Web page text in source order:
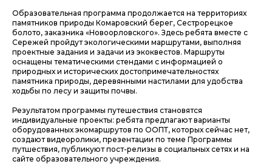
Образовательная программа продолжается на территориях
памятников природы Комаровский берег, Сестрорецкое
болото, заказника «Новоорловского». Здесь ребята вместе с
Сережей пройдут экологическими маршрутами, выполняя
проектные задания и задачи из экоквестов. Маршруты
оснащены тематическими стендами с информацией о
природных и исторических достопримечательностях
памятника природы, деревянными настилами для удобства
ходьбы по лесу и защиты почвы.
Результатом программы путешествия становятся
индивидуальные проекты: ребята предлагают варианты
оборудованных экомаршрутов по ООПТ, которых сейчас нет,
создают видеоролики, презентации по теме Программы
путшествия, публикуют пост-релизы в социальных сетях и на
сайте образовательного учреждения.